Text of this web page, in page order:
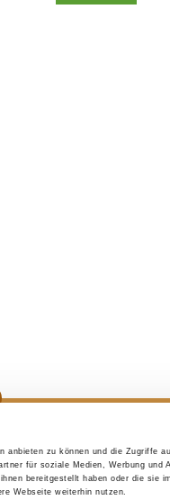
anbieten zu können und die Zugriffe
für soziale Medien, Werbung und
bereitgestellt haben oder die sie
Webseite weiterhin nutzen.
A puppy is